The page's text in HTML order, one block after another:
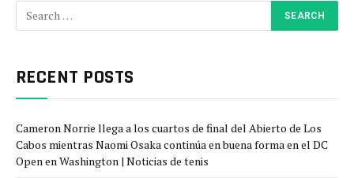
RECENT POSTS
Cameron Norrie llega a los cuartos de final del Abierto de Los
Cabos mientras Naomi Osaka continúa en buena forma en el DC
Open en Washington | Noticias de tenis